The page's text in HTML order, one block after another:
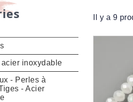
inoxydable
- Perles à
- Acier
Il y a 9